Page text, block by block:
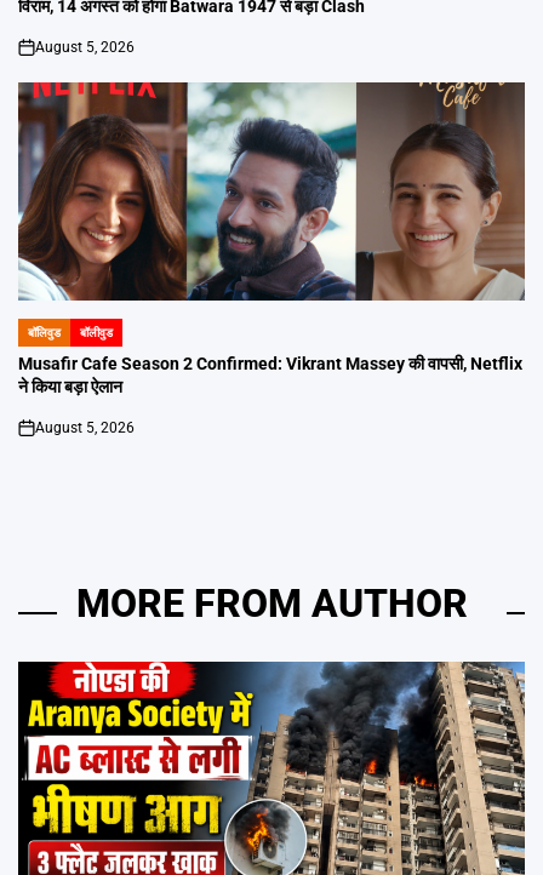
विराम, 14 अगस्त को होगा Batwara 1947 से बड़ा Clash
on
August 5, 2026
POSTED
IN
बॉलिवुड बॉलीवुड
Musafir Cafe Season 2 Confirmed: Vikrant Massey की वापसी, Netflix
ने किया बड़ा ऐलान
on
August 5, 2026
MORE FROM AUTHOR